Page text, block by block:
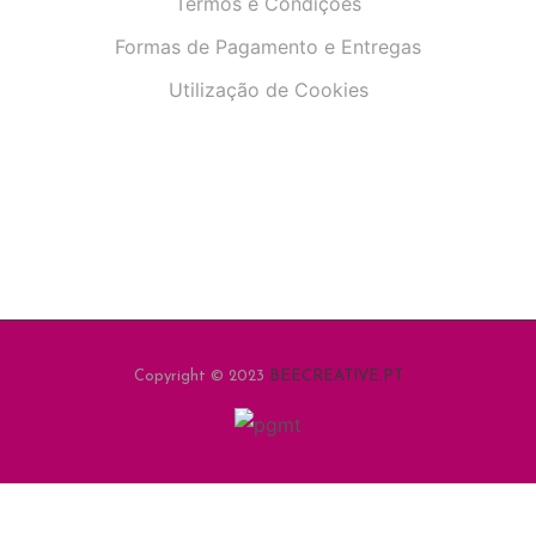
Formas de Pagamento e Entregas
Utilização de Cookies
Copyright © 2023 BEECREATIVE.PT